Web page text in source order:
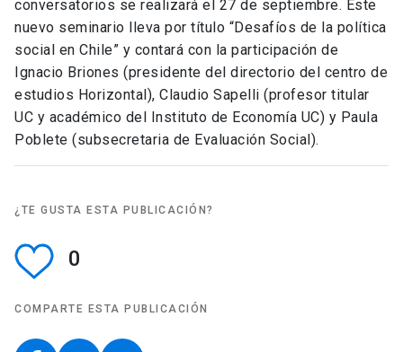
conversatorios se realizará el 27 de septiembre. Este
nuevo seminario lleva por título “Desafíos de la política
social en Chile” y contará con la participación de
Ignacio Briones (presidente del directorio del centro de
estudios Horizontal), Claudio Sapelli (profesor titular
UC y académico del Instituto de Economía UC) y Paula
Poblete (subsecretaria de Evaluación Social).
¿TE GUSTA ESTA PUBLICACIÓN?
0
COMPARTE ESTA PUBLICACIÓN